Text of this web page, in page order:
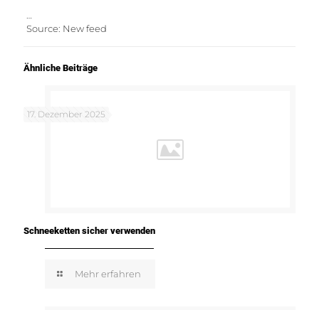
Source: New feed
Ähnliche Beiträge
17. Dezember 2025
Schneeketten sicher verwenden
Mehr erfahren